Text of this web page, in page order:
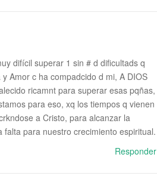
difícil superar 1 sin # d dificultads q
Amor c ha compadcido d mi, A DIOS
ricamnt para superar esas pqñas,
para eso, xq los tiempos q vienen
a Cristo, para alcanzar la
para nuestro crecimiento espiritual.
Responder